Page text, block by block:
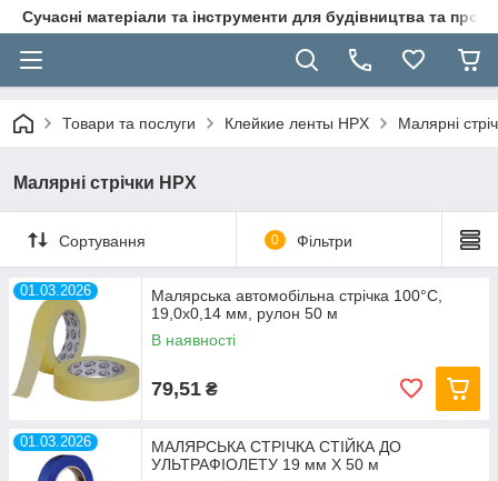
Сучасні матеріали та інструменти для будівництва та
Товари та послуги Клейкие ленты HPX Малярні
Малярні стрічки HPX
Сортування 0 Фільтри
01.03.2026
Малярська автомобільна стрічка 100°C,
19,0х0,14 мм, рулон 50 м
В наявності
79,51 ₴
01.03.2026
МАЛЯРСЬКА СТРІЧКА СТІЙКА ДО
УЛЬТРАФІОЛЕТУ 19 мм Х 50 м